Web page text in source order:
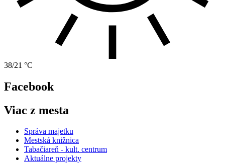
38/21 °C
Facebook
Viac z mesta
Správa majetku
Mestská knižnica
Tabačiareň - kult. centrum
Aktuálne projekty